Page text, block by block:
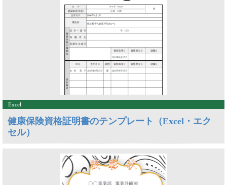
Excel
健康保険資格証明書のテンプレート（Excel・エク
セル）